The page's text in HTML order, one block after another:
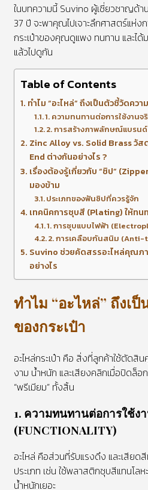
ในบทความนี้ Suvino ผู้เชี่ยวชาญด้า
37 ปี จะพาคุณไปเจาะลึกศาสตร์แห่ง
กระเป๋าของคุณดูแพง ทนทาน และไ
แล้วไปดูกัน
Table of Contents
ทำไม “อะไหล่” ถึงเป็นตัวชี้วัดคว
1. ความทนทานต่อการใช้งาน
2. การสร้างภาพลักษณ์แบรน
Zinc Alloy vs. Solid Brass วั
End ต่างกันอย่างไร ?
เรื่องต้องรู้เกี่ยวกับ “ซิป”
มองข้าม
ประเภทของฟันซิปที่ควรรู้จัก
เทคนิคการชุบสี (Plating) ให้ทน
1. การชุบแบบไฟฟ้า
2. การเคลือบกันสนิม
Suvino ช่วยคัดสรรอะไหล่คุณ
อย่างไร
ทำไม “อะไหล่” ถึงเ
ของกระเป๋า
อะไหล่กระเป๋า คือ สิ่งที่ลูกค้าใช้ตัดสิ
งาม น้ำหนัก และเสียงคลิกเมื่อปิดล็
“พรีเมียม” ทั้งสิ้น
1. ความทนทานต่อการใช้ง
(FUNCTIONALITY)
อะไหล่ คือส่วนที่รับแรงดึง และเสีย
ประเภท เช่น ใช้พลาสติกชุบสีแทนโล
น้ำหนักเยอะ